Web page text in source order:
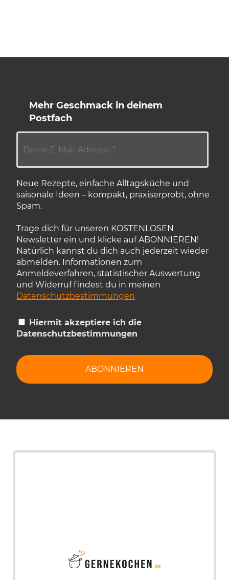
Mehr Geschmack in deinem
Postfach
Neue Rezepte, einfache Alltagsküche und
saisonale Ideen – kompakt, praxiserprobt, ohne
Spam.
Trage dich für unseren KOSTENLOSEN
Newsletter ein und klicke auf ABONNIEREN!
Natürlich kannst du dich auch jederzeit wieder
abmelden. Informationen zum
Anmeldeverfahren, statistischer Auswertung
und Widerruf findest du in meinen
Datenschutzbestimmungen
Hiermit akzeptiere ich die
Datenschutzbestimmungen